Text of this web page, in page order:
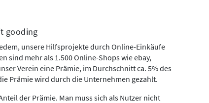
gooding
unsere Hilfsprojekte durch Online-Einkäufe
sind mehr als 1.500 Online-Shops wie ebay,
Verein eine Prämie, im Durchschnitt ca. 5% des
Prämie wird durch die Unternehmen gezahlt.
der Prämie. Man muss sich als Nutzer nicht